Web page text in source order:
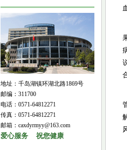
地址：千岛湖镇环湖北路1869号
邮编：311700
电话：0571-64812271
传真：0571-64812271
邮箱：caxdyrmyy@163.com
爱心服务 祝您健康